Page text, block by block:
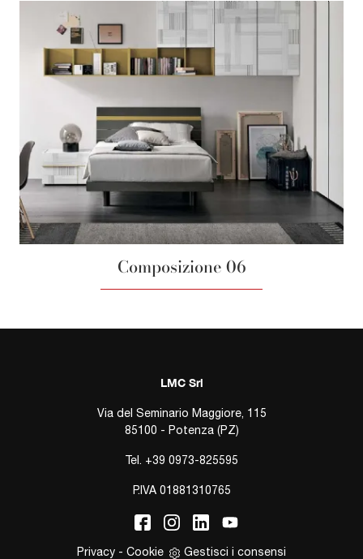
Composizione 06
LMC Srl
Via del Seminario Maggiore, 115
85100 - Potenza (PZ)
Tel. +39 0973-825595
P.IVA 01881310765
Privacy - Cookie Gestisci i consensi